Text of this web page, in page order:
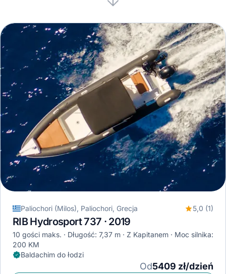
Paliochori (Milos), Paliochori, Grecja 5,0 (1)
RIB Hydrosport 737 · 2019
10 gości maks. Długość: 7,37 m Z Kapitanem
Moc silnika:
200 KM
Baldachim do łodzi
Od5409 zł/dzień